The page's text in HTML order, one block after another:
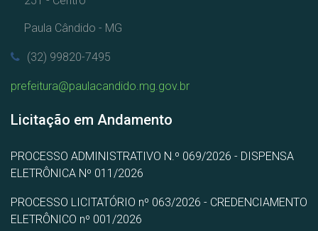
Paula Cândido - MG
(32) 99820-7495
prefeitura@paulacandido.mg.gov.br
Licitação em Andamento
PROCESSO ADMINISTRATIVO N.º 069/2026 - DISPENSA
ELETRÔNICA Nº 011/2026
PROCESSO LICITATÓRIO nº 063/2026 - CREDENCIAMENTO
ELETRÔNICO nº 001/2026